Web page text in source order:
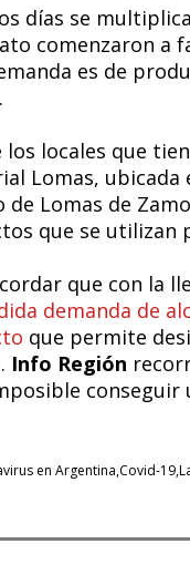
días se
comenzaron a
es de
los locales que
Lomas, ubicada
de Lomas de
que se utilizan
que con la
demanda de
que permite
Info Región
conseguir
en Argentina Covid-19